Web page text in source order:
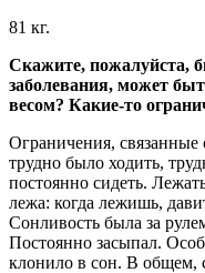
81 кг.
Скажите, пожалуйста,
заболевания, может
весом? Какие-то
Ограничения, связанные
трудно было ходить,
постоянно сидеть.
лежа: когда лежишь,
Cонливость была за
Постоянно засыпал.
клонило в сон. В общем,